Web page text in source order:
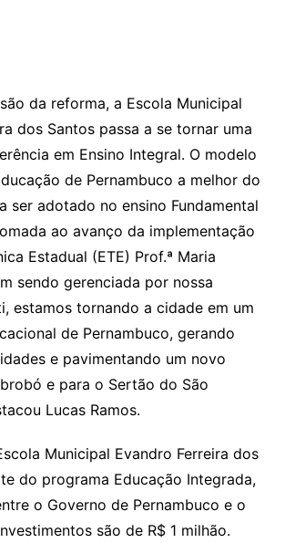
da reforma, a Escola Municipal
dos Santos passa a se tornar uma
em Ensino Integral. O modelo
de Pernambuco a melhor do
ser adotado no ensino Fundamental
ao avanço da implementação
Estadual (ETE) Prof.ª Maria
sendo gerenciada por nossa
estamos tornando a cidade em um
de Pernambuco, gerando
e pavimentando um novo
e para o Sertão do São
Lucas Ramos.
Municipal Evandro Ferreira dos
do programa Educação Integrada,
o Governo de Pernambuco e o
são de R$ 1 milhão.